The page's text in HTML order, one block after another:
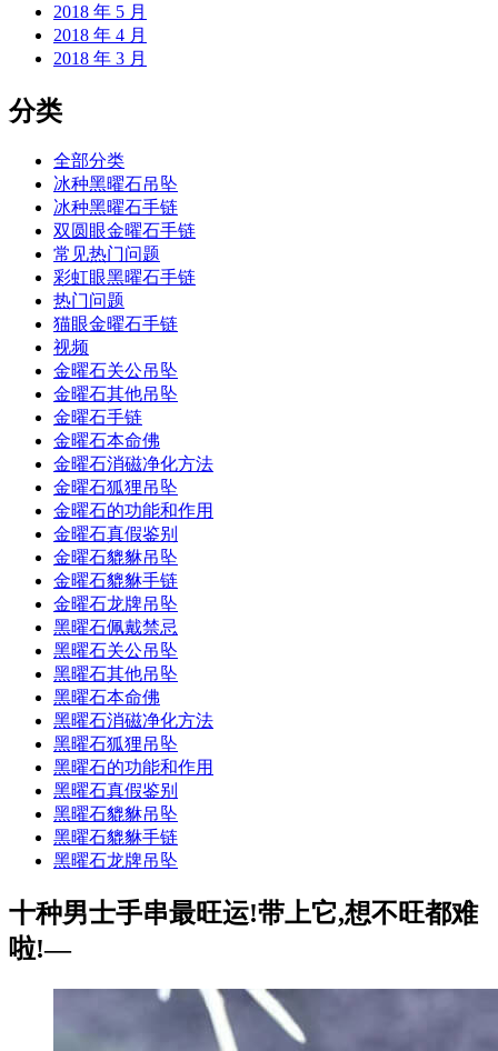
2018 年 5 月
2018 年 4 月
2018 年 3 月
分类
全部分类
冰种黑曜石吊坠
冰种黑曜石手链
双圆眼金曜石手链
常见热门问题
彩虹眼黑曜石手链
热门问题
猫眼金曜石手链
视频
金曜石关公吊坠
金曜石其他吊坠
金曜石手链
金曜石本命佛
金曜石消磁净化方法
金曜石狐狸吊坠
金曜石的功能和作用
金曜石真假鉴别
金曜石貔貅吊坠
金曜石貔貅手链
金曜石龙牌吊坠
黑曜石佩戴禁忌
黑曜石关公吊坠
黑曜石其他吊坠
黑曜石本命佛
黑曜石消磁净化方法
黑曜石狐狸吊坠
黑曜石的功能和作用
黑曜石真假鉴别
黑曜石貔貅吊坠
黑曜石貔貅手链
黑曜石龙牌吊坠
十种男士手串最旺运!带上它,想不旺都难
啦!—